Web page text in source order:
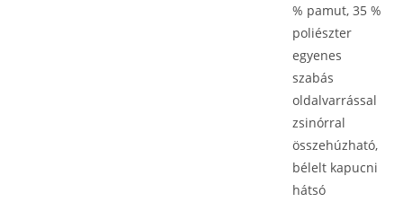
% pamut, 35 %
poliészter
egyenes
szabás
oldalvarrással
zsinórral
összehúzható,
bélelt kapucni
hátsó